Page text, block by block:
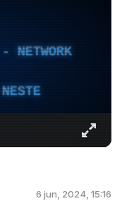
NETWORK
6 jun, 2024, 15:16